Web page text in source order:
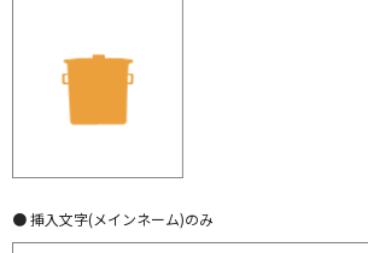
● 挿入文字(メインネーム)のみ